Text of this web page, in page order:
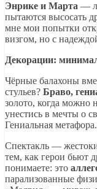
Энрике и Марта —
пытаются высосать
мне мои попытки
визгом, но с
Декорации:
Чёрные балахоны
стульев? Браво,
золото, когда можно
унестись в мечты о
Гениальная метафора.
Спектакль —
тем, как герои бьют
понимаете: это
парализованные